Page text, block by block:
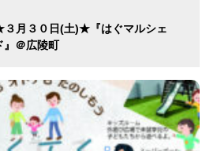
月３０日(土)★『はぐマルシェ
＠広陵町